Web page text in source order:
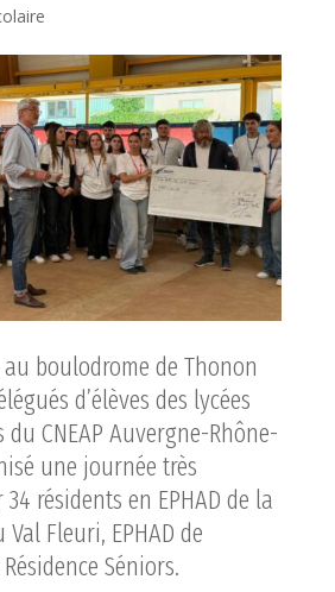
au boulodrome de Thonon
d’élèves des lycées
CNEAP Auvergne-Rhône-
une journée très
résidents en EPHAD de la
Val Fleuri, EPHAD de
Séniors.